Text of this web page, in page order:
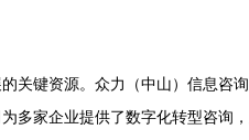
关键资源。众力（中山）信息
多家企业提供了数字化转型咨询，